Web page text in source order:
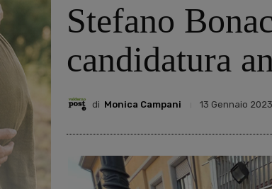
Stefano
candidatura
di Monica Campani 13 Gennaio 2023